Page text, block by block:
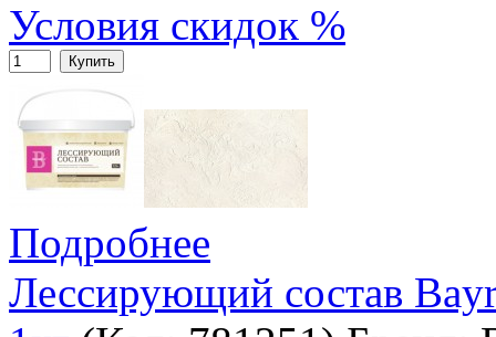
Условия скидок %
Купить
Подробнее
Лессирующий состав